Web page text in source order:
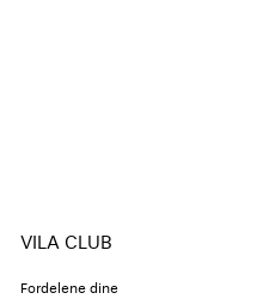
VILA CLUB
Fordelene dine